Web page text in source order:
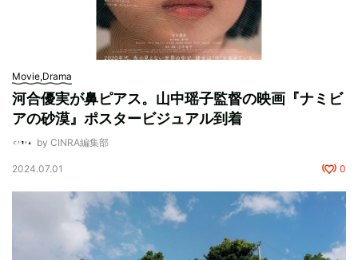
Movie,Drama
河合優実が鼻ピアス。山中瑶子監督の映画『ナミビ
アの砂漠』ポスタービジュアル到着
by CINRA編集部
2024.07.01 0